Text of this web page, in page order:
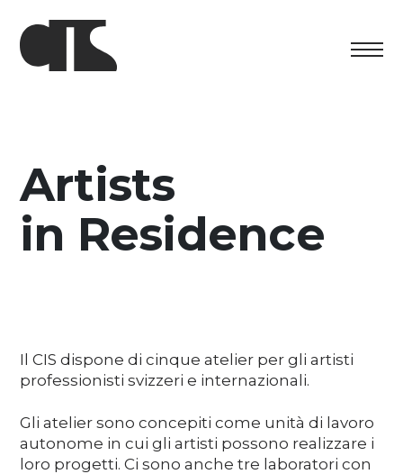
Programma culturale
Artists in Residence
Sostenere
Media
Artists
in Residence
Il CIS dispone di cinque atelier per gli artisti
professionisti svizzeri e internazionali.
Gli atelier sono concepiti come unità di lavoro
autonome in cui gli artisti possono realizzare i
loro progetti. Ci sono anche tre laboratori con